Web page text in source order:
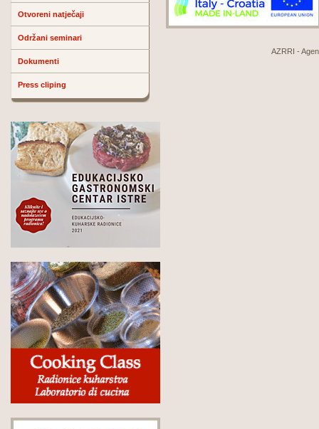
Otvoreni natječaji
Održani seminari
Dokumenti
Press cliping
AZRRI -